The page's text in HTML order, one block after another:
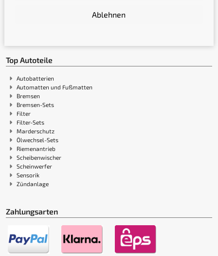
Top Autoteile
Autobatterien
Automatten und Fußmatten
Bremsen
Bremsen-Sets
Filter
Filter-Sets
Marderschutz
Ölwechsel-Sets
Riemenantrieb
Scheibenwischer
Scheinwerfer
Sensorik
Zündanlage
Zahlungsarten
Ablehnen